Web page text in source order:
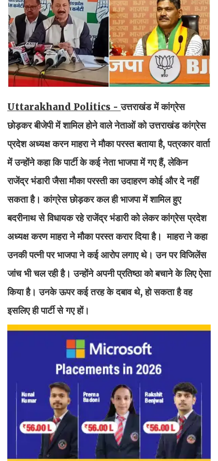
Uttarakhand Politics -उत्तराखंड में कांग्रेस
छोड़कर बीजेपी में शामिल होने वाले नेताओं को उत्तराखंड कांग्रेस
प्रदेश अध्यक्ष करन माहरा ने मौका परस्त बताया है, पत्रकार वार्ता
में उन्होंने कहा कि पार्टी के कई नेता भाजपा में गए हैं, लेकिन
राजेंद्र भंडारी जैसा मौका परस्ती का उदाहरण कोई और दे नहीं
सकता है। कांग्रेस छोड़कर कल ही भाजपा में शामिल हुए
बदरीनाथ से विधायक रहे राजेंद्र भंडारी को लेकर कांग्रेस प्रदेश
अध्यक्ष करण माहरा ने मौका परस्त करार दिया है। माहरा ने कहा
उनकी पत्नी पर भाजपा ने कई आरोप लगाए थे। उन पर विजिलेंस
जांच भी चल रही है। उन्होंने अपनी प्रतिष्ठा को बचाने के लिए ऐसा
किया है। उनके ऊपर कई तरह के दबाव थे, हो सकता है वह
इसलिए ही पार्टी से गए हों।